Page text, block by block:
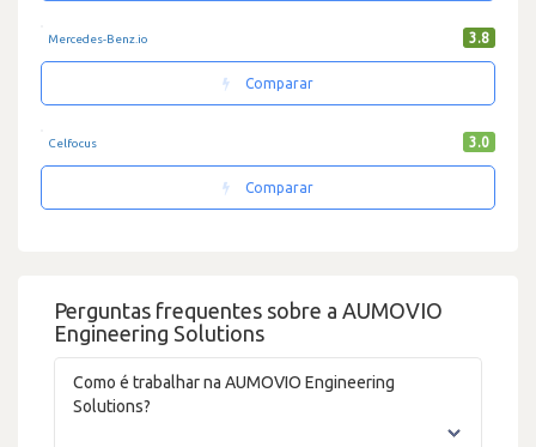
Perguntas frequentes sobre a AUMOVIO
Engineering Solutions
Como é trabalhar na AUMOVIO Engineering
Solutions?
Mercedes-Benz.io 3.8
Comparar
Celfocus 3.0
Comparar